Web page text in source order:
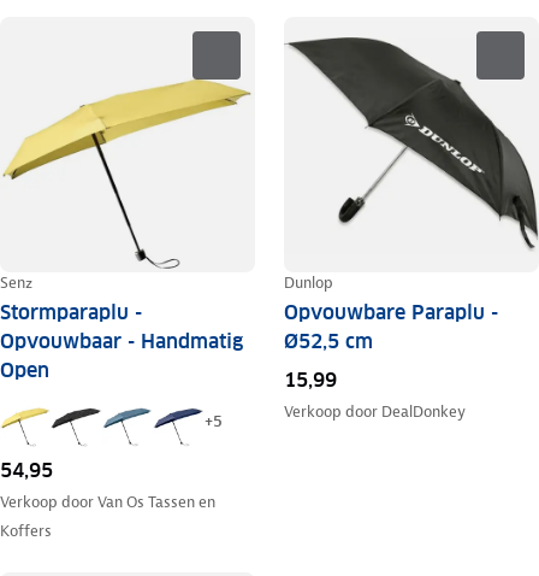
Senz
Stormparaplu -
Opvouwbaar - Handmatig
Open
+5
54,95
Verkoop doorVan Os Tassen en
Koffers
Dunlop
Opvouwbare Paraplu -
Ø52,5 cm
15,99
Verkoop door DealDonkey